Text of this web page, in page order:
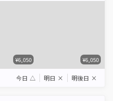
¥6,050 ¥6,050
今日 △ 明日 × 明後日 ×